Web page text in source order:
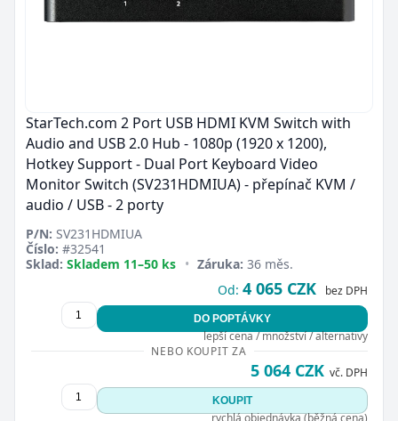
StarTech.com 2 Port USB HDMI KVM Switch with
Audio and USB 2.0 Hub - 1080p (1920 x 1200),
Hotkey Support - Dual Port Keyboard Video
Monitor Switch (SV231HDMIUA) - přepínač KVM /
audio / USB - 2 porty
P/N: SV231HDMIUA
Číslo: #32541
Sklad: Skladem 11–50 ks • Záruka: 36 měs.
Od: 4 065 CZK bez DPH
DO POPTÁVKY
lepší cena / množství / alternativy
NEBO KOUPIT ZA
5 064 CZK vč. DPH
KOUPIT
rychlá objednávka (běžná cena)